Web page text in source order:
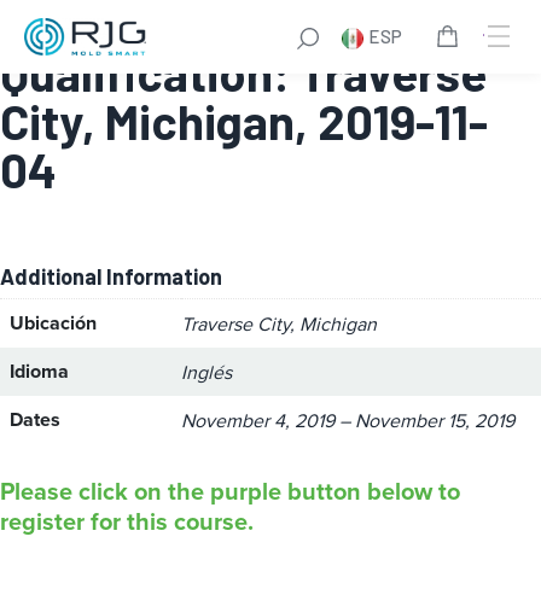
ESP
Train the Trainer
Qualification: Traverse
City, Michigan, 2019-11-
04
Additional Information
Ubicación Traverse City, Michigan
Idioma Inglés
Dates November 4, 2019 – November 15, 2019
Please click on the purple button below to
register for this course.